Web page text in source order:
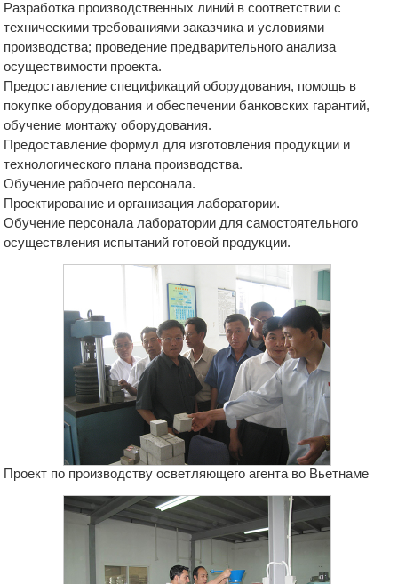
Разработка производственных линий в соответствии с
техническими требованиями заказчика и условиями
производства; проведение предварительного анализа
осуществимости проекта.
Предоставление спецификаций оборудования, помощь в
покупке оборудования и обеспечении банковских гарантий,
обучение монтажу оборудования.
Предоставление формул для изготовления продукции и
технологического плана производства.
Обучение рабочего персонала.
Проектирование и организация лаборатории.
Обучение персонала лаборатории для самостоятельного
осуществления испытаний готовой продукции.
Проект по производству осветляющего агента во Вьетнаме